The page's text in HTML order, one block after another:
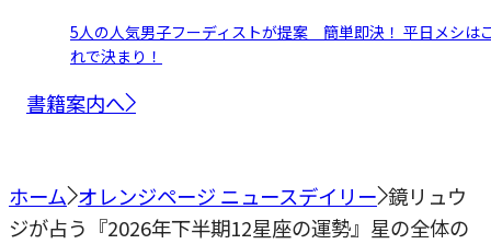
5人の人気男子フーディストが提案 簡単即決！ 平日メシは
れで決まり！
書籍案内へ
ホーム オレンジページ ニュースデイリー 鏡リュウ
ジが占う『2026年下半期12星座の運勢』星の全体の